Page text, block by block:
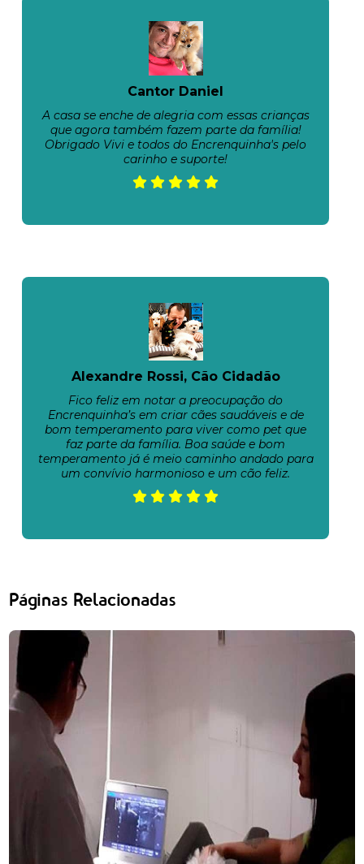
Cantor Daniel
A casa se enche de alegria com essas crianças
que agora também fazem parte da família!
Obrigado Vivi e todos do Encrenquinha's pelo
carinho e suporte!
Alexandre Rossi, Cão Cidadão
Fico feliz em notar a preocupação do
Encrenquinha’s em criar cães saudáveis e de
bom temperamento para viver como pet que
faz parte da família. Boa saúde e bom
temperamento já é meio caminho andado para
um convívio harmonioso e um cão feliz.
Páginas Relacionadas